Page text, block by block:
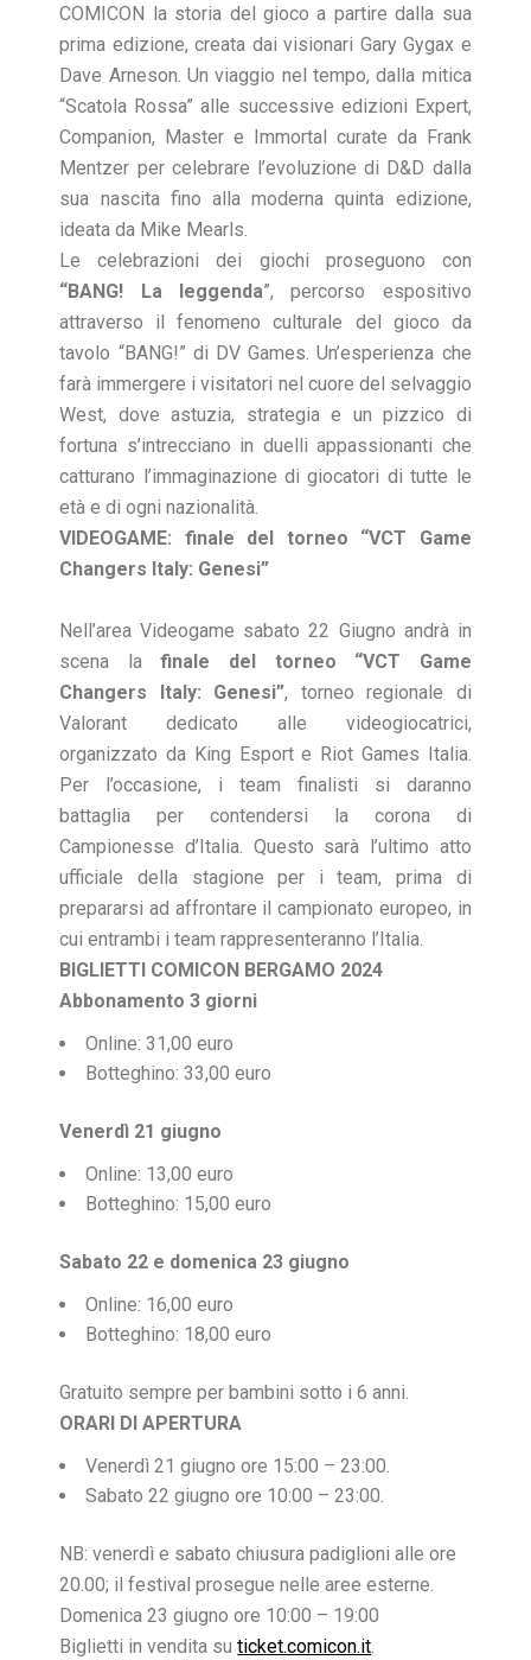
COMICON la storia del gioco a partire dalla sua
prima edizione, creata dai visionari Gary Gygax e
Dave Arneson. Un viaggio nel tempo, dalla mitica
“Scatola Rossa” alle successive edizioni Expert,
Companion, Master e Immortal curate da Frank
Mentzer per celebrare l’evoluzione di D&D dalla
sua nascita fino alla moderna quinta edizione,
ideata da Mike Mearls.
Le celebrazioni dei giochi proseguono con
“BANG! La leggenda”, percorso espositivo
attraverso il fenomeno culturale del gioco da
tavolo “BANG!” di DV Games. Un’esperienza che
farà immergere i visitatori nel cuore del selvaggio
West, dove astuzia, strategia e un pizzico di
fortuna s’intrecciano in duelli appassionanti che
catturano l’immaginazione di giocatori di tutte le
età e di ogni nazionalità.
VIDEOGAME: finale del torneo “VCT Game
Changers Italy: Genesi”
Nell’area Videogame sabato 22 Giugno andrà in
scena la finale del torneo “VCT Game
Changers Italy: Genesi”, torneo regionale di
Valorant dedicato alle videogiocatrici,
organizzato da King Esport e Riot Games Italia.
Per l’occasione, i team finalisti si daranno
battaglia per contendersi la corona di
Campionesse d’Italia. Questo sarà l’ultimo atto
ufficiale della stagione per i team, prima di
prepararsi ad affrontare il campionato europeo, in
cui entrambi i team rappresenteranno l’Italia.
BIGLIETTI COMICON BERGAMO 2024
Abbonamento 3 giorni
Online: 31,00 euro
Botteghino: 33,00 euro
Venerdì 21 giugno
Online: 13,00 euro
Botteghino: 15,00 euro
Sabato 22 e domenica 23 giugno
Online: 16,00 euro
Botteghino: 18,00 euro
Gratuito sempre per bambini sotto i 6 anni.
ORARI DI APERTURA
Venerdì 21 giugno ore 15:00 – 23:00.
Sabato 22 giugno ore 10:00 – 23:00.
NB: venerdì e sabato chiusura padiglioni alle ore
20.00; il festival prosegue nelle aree esterne.
Domenica 23 giugno ore 10:00 – 19:00
Biglietti in vendita suticket.comicon.it